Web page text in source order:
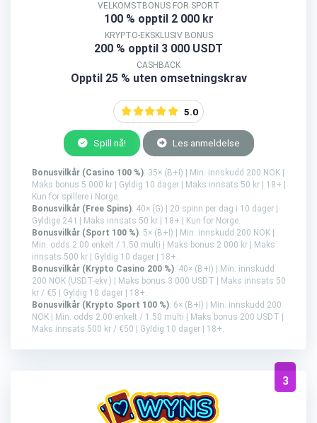
VELKOMSTBONUS FOR SPORT
100 % opptil 2 000 kr
KRYPTO-EKSKLUSIV BONUS
200 % opptil 3 000 USDT
CASHBACK
Opptil 25 % uten omsetningskrav
5.0
Spill nå! Les anmeldelse
Bonusvilkår (Casino 100 %): 35× (B+I) | Min. innskudd 200 NOK |
Maks bonus 5 000 kr | Gyldig 10 dager | Maks innsats 50 kr | 18+ |
Kun for spillere i Norge.
Bonusvilkår (Free Spins): 40× (G) | 20 spinn per dag i 10 dager |
Gyldige 24 t | Maks innsats 50 kr | 18+ | Kun for Norge.
Bonusvilkår (Sport 100 %): 5× (B+I) | Min. innskudd 200 NOK |
Min. odds 2.00 enkelt / 1.50 multi | Maks bonus 2 000 kr | Maks
innsats 500 kr | Gyldig 10 dager | 18+.
Bonusvilkår (Krypto Casino 200 %): 40× (B+I) | Min. innskudd
200 NOK (USDT-ekv.) | Maks bonus 3 000 USDT | Maks innsats 50
kr / €5 | Gyldig 10 dager | 18+.
Bonusvilkår (Krypto Sport 100 %): 6× (B+I) | Min. innskudd 200
NOK | Min. odds 2.00 enkelt / 1.50 multi | Maks bonus 200 USDT |
Maks innsats 500 kr / €50 | Gyldig 10 dager | 18+.
3